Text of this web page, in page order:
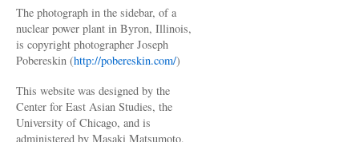
The photograph in the sidebar, of a
nuclear power plant in Byron, Illinois,
is copyright photographer Joseph
Pobereskin (http://pobereskin.com/)
This website was designed by the
Center for East Asian Studies, the
University of Chicago, and is
administered by Masaki Matsumoto,